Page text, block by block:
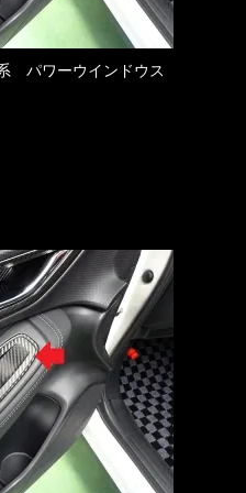
パワーウインドウス